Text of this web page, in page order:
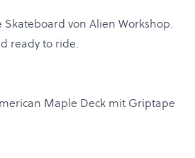
von Alien Workshop.
ready to ride.
Maple Deck mit Griptape